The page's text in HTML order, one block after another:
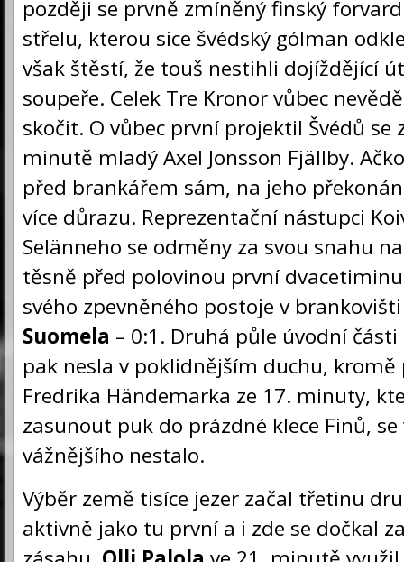
později se prvně zmíněný finský
střelu, kterou sice švédský gólman
však štěstí, že touš nestihli dojíždějící
soupeře. Celek Tre Kronor vůbec
skočit. O vůbec první projektil Švédů se
minutě mladý Axel Jonsson Fjällby.
před brankářem sám, na jeho
více důrazu. Reprezentační nástupci
Selänneho se odměny za svou snahu
těsně před polovinou první
svého zpevněného postoje v
Suomela – 0:1. Druhá půle úvodní
pak nesla v poklidnějším duchu,
Fredrika Händemarka ze 17. minuty,
zasunout puk do prázdné klece Finů, se
vážnějšího nestalo.
Výběr země tisíce jezer začal třetinu
aktivně jako tu první a i zde se dočkal